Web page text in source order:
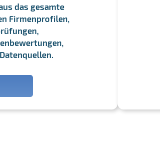
das gesamte
Firmenprofilen,